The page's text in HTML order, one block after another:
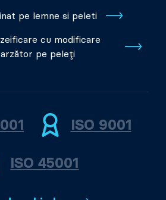
pe lemne si peleti
cu modificare
pe peleți
ISO 9001
ISO 45001